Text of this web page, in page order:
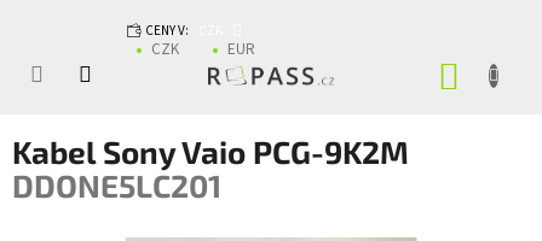
CENY V:
CZK EUR
Kabel Sony Vaio PCG-9K2M
DDONE5LC201